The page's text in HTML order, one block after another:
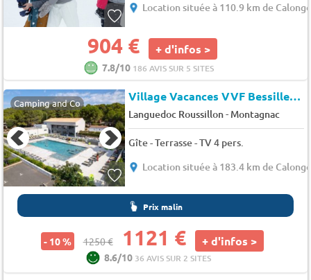
Location située à 110.9 km de
904 € + d'infos >
7.8/10 186 AVIS SUR 5 SITES
Camping and Co Village Vacances VVF Bessilles Montagnac
Languedoc Roussillon- Montagnac
Gîte - Terrasse - TV 4 pers.
Location située à 183.4 km de
Prix malin
- 10 % 1250 € 1121 € + d'infos >
8.6/10 36 AVIS SUR 2 SITES